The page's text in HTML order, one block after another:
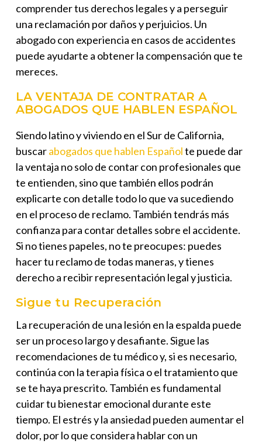
comprender tus derechos legales y a perseguir
una reclamación por daños y perjuicios. Un
abogado con experiencia en casos de accidentes
puede ayudarte a obtener la compensación que te
mereces.
LA VENTAJA DE CONTRATAR A
ABOGADOS QUE HABLEN ESPAÑOL
Siendo latino y viviendo en el Sur de California,
buscarabogados que hablen Españolte puede dar
la ventaja no solo de contar con profesionales que
te entienden, sino que también ellos podrán
explicarte con detalle todo lo que va sucediendo
en el proceso de reclamo. También tendrás más
confianza para contar detalles sobre el accidente.
Si no tienes papeles, no te preocupes: puedes
hacer tu reclamo de todas maneras, y tienes
derecho a recibir representación legal y justicia.
Sigue tu Recuperación
La recuperación de una lesión en la espalda puede
ser un proceso largo y desafiante. Sigue las
recomendaciones de tu médico y, si es necesario,
continúa con la terapia física o el tratamiento que
se te haya prescrito. También es fundamental
cuidar tu bienestar emocional durante este
tiempo. El estrés y la ansiedad pueden aumentar el
dolor, por lo que considera hablar con un